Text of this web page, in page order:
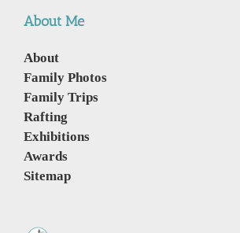
About Me
About
Family Photos
Family Trips
Rafting
Exhibitions
Awards
Sitemap